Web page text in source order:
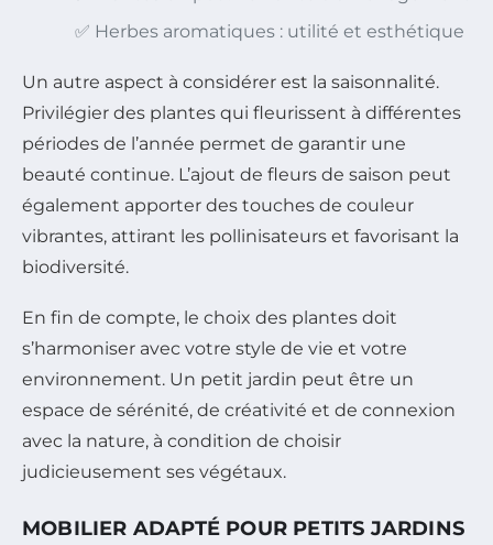
✅ Herbes aromatiques : utilité et esthétique
Un autre aspect à considérer est la saisonnalité.
Privilégier des plantes qui fleurissent à différentes
périodes de l’année permet de garantir une
beauté continue. L’ajout de fleurs de saison peut
également apporter des touches de couleur
vibrantes, attirant les pollinisateurs et favorisant la
biodiversité.
En fin de compte, le choix des plantes doit
s’harmoniser avec votre style de vie et votre
environnement. Un petit jardin peut être un
espace de sérénité, de créativité et de connexion
avec la nature, à condition de choisir
judicieusement ses végétaux.
MOBILIER ADAPTÉ POUR PETITS JARDINS